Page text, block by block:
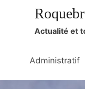
Actualité et
Administratif